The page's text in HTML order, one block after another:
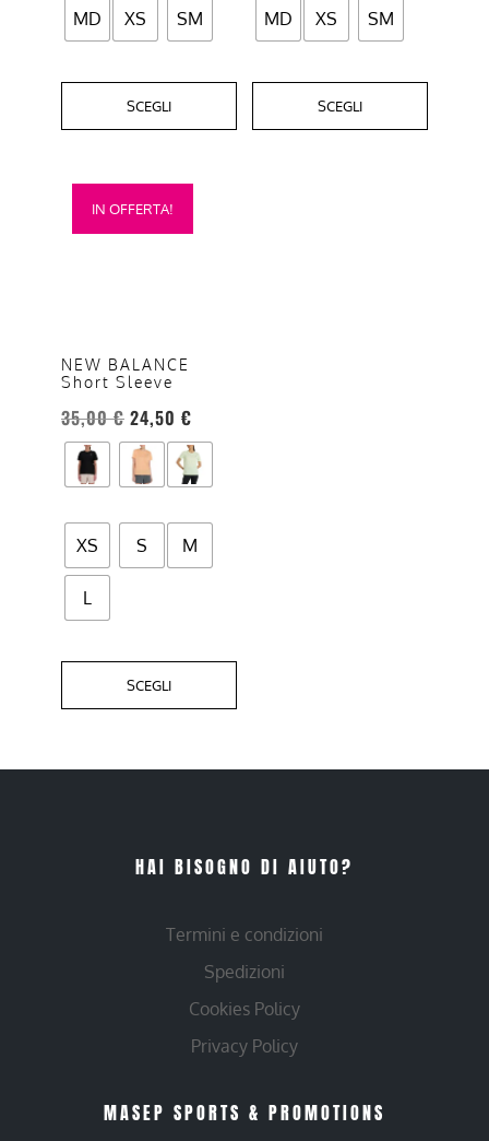
MD XS SM
SCEGLI
MD XS SM
SCEGLI
IN OFFERTA!
NEW BALANCE
Short Sleeve
35,00€ 24,50 €
XS S M
L
SCEGLI
Questo
prodotto
opzioni
possono
essere
scelte
nella
del
prodotto
HAI BISOGNO DI AIUTO?
Termini e condizioni
Spedizioni
Cookies Policy
Privacy Policy
MASEP SPORTS & PROMOTIONS